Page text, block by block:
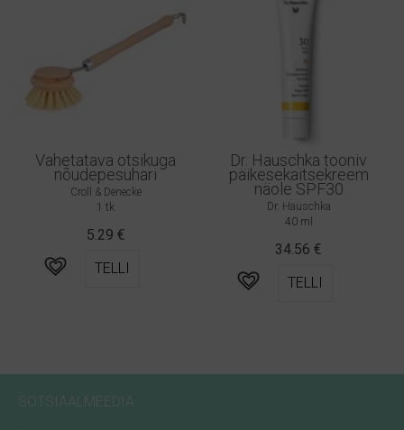
Vahetatava otsikuga
nõudepesuhari
Croll & Denecke
1 tk
5.29 €
TELLI
Dr. Hauschka tooniv
päikesekaitsekreem
näole SPF30
Dr. Hauschka
40 ml
34.56 €
TELLI
SOTSIAALMEEDIA